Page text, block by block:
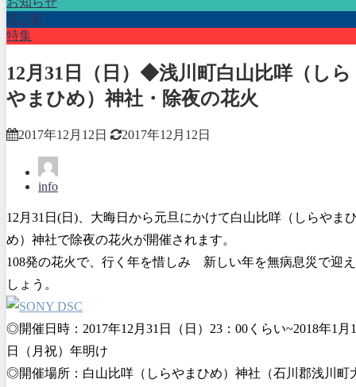
浅川町
特集
12月31日（日）◆浅川町白山比咩（しら
やまひめ）神社・除夜の花火
2017年12月12日 2017年12月12日
info
12月31日(日)、大晦日から元旦にかけて白山比咩（しらやま
め）神社で除夜の花火が開催されます。
108発の花火で、行く年を惜しみ 新しい年を無病息災で迎
しょう。
◎開催日時：2017年12月31日（日）23：00くらい~2018年1月1
日（月祝）年明け
◎開催場所：白山比咩（しらやまひめ）神社（石川郡浅川町